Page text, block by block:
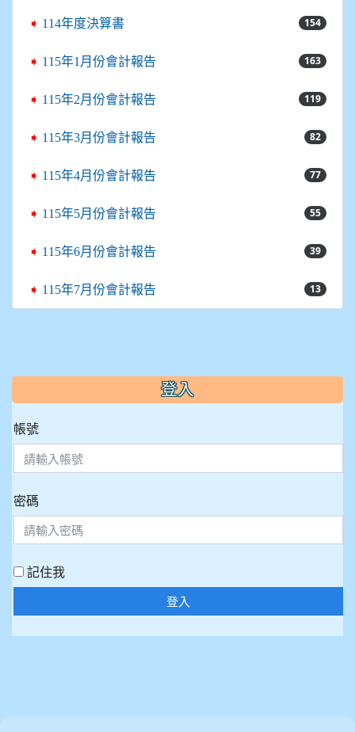
➧ 114年度決算書 154
➧ 115年1月份會計報告 163
➧ 115年2月份會計報告 119
➧ 115年3月份會計報告 82
➧ 115年4月份會計報告 77
➧ 115年5月份會計報告 55
➧ 115年6月份會計報告 39
➧ 115年7月份會計報告 13
::: 登入
帳號
密碼
記住我
登入